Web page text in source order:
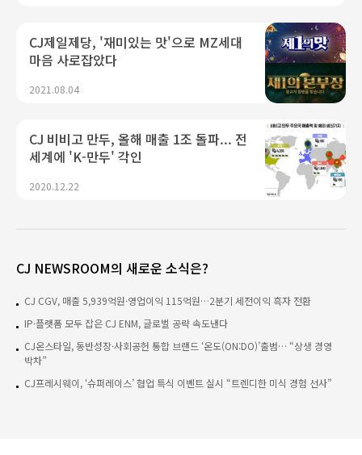
CJ제일제당, '재미있는 맛'으로 MZ세대
마음 사로잡았다
2021.08.04
CJ 비비고 만두, 올해 매출 1조 돌파... 전
세계에 'K-만두' 각인
2020.12.22
CJ NEWSROOM의 새로운 소식은?
CJ CGV, 매출 5,939억원·영업이익 115억원…2분기 세전이익 흑자 전환
IP·플랫폼 모두 잡은 CJ ENM, 글로벌 공략 속도낸다
CJ온스타일, 동반성장·사회공헌 통합 브랜드 ‘온도(ON:DO)’출범… “상생 경영
박차”
CJ프레시웨이, ‘슈퍼레이스’ 협업 특식 이벤트 실시 “트렌디한 미식 경험 선사”